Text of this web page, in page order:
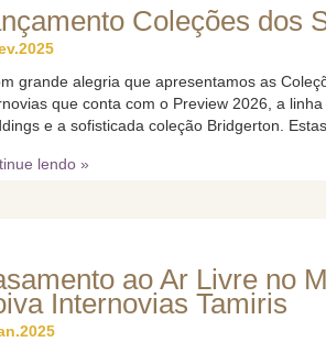
Coleções dos
grande alegria que apresentamos as
que conta com o Preview 2026, a
e a sofisticada coleção Bridgerton. Estas
lendo »
ao Ar Livre no
Internovias Tamiris